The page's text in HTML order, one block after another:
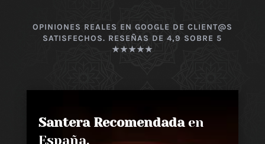
OPINIONES REALES EN GOOGLE DE CLIENT@S
SATISFECHOS. RESEÑAS DE 4,9 SOBRE 5
★★★★★
Santera Recomendadaen
España,